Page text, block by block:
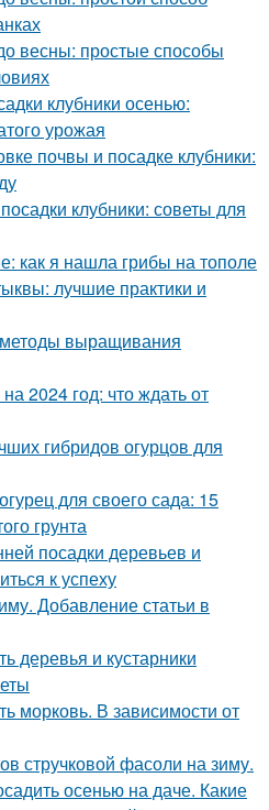
весны: простые способы
клубники осенью:
урожая
почвы и посадке клубники:
клубники: советы для
как я нашла грибы на тополе
лучшие практики и
выращивания
2024 год: что ждать от
гибридов огурцов для
для своего сада: 15
грунта
посадки деревьев и
к успеху
Добавление статьи в
деревья и кустарники
морковь. В зависимости от
стручковой фасоли на зиму.
осенью на даче. Какие